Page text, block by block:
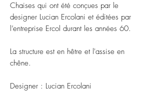
Chaises qui ont été conçues par le
designer Lucian Ercolani et éditées par
l’entreprise Ercol durant les années 60.
La structure est en hêtre et l'assise en
chêne.
Designer : Lucian Ercolani